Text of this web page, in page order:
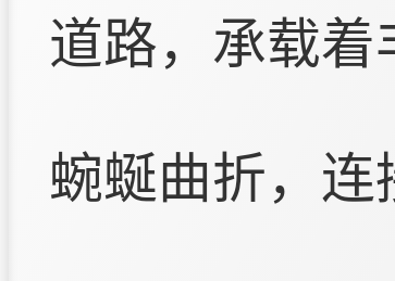
道路，承载
蜿蜒曲折，